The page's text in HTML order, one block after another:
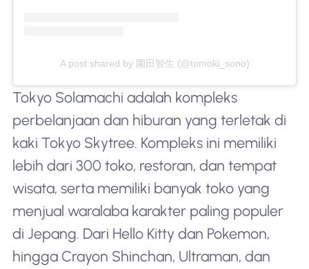
A post shared by 園田智生 (@tomoki_sono)
Tokyo Solamachi adalah kompleks
perbelanjaan dan hiburan yang terletak di
kaki Tokyo Skytree. Kompleks ini memiliki
lebih dari 300 toko, restoran, dan tempat
wisata, serta memiliki banyak toko yang
menjual waralaba karakter paling populer
di Jepang. Dari Hello Kitty dan Pokemon,
hingga Crayon Shinchan, Ultraman, dan